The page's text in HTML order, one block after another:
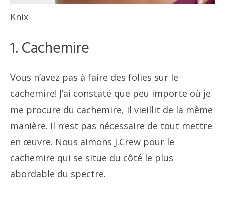
Knix
1. Cachemire
Vous n’avez pas à faire des folies sur le
cachemire! J’ai constaté que peu importe où je
me procure du cachemire, il vieillit de la même
manière. Il n’est pas nécessaire de tout mettre
en œuvre. Nous aimons J.Crew pour le
cachemire qui se situe du côté le plus
abordable du spectre.